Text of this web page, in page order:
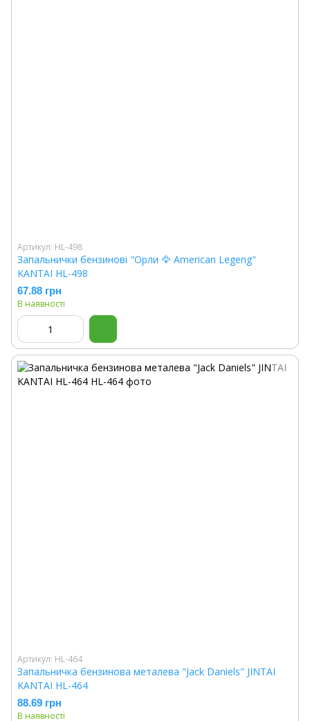
Артикул: HL-498
Запальнички бензинові "Орли 🦅 American Legeng"
KANTAI HL-498
67.88 грн
В наявності
Артикул: HL-464
Запальничка бензинова металева "Jack Daniels" JINTAI
KANTAI HL-464
88.69 грн
В наявності